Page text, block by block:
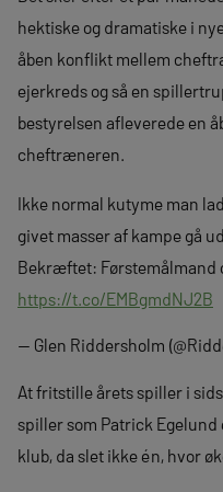
hektiske og dramatiske i
åben konflikt mellem
ejerkreds og så en
bestyrelsen afleverede en
cheftræneren.
Ikke normal kutyme man
givet masser af kampe gå
Bekræftet: Førstemålmand
https://t.co/EMBgmdNJ2B
— Glen Riddersholm
At fritstille årets spiller i
spiller som Patrick Egelund
klub, da slet ikke én, hvor